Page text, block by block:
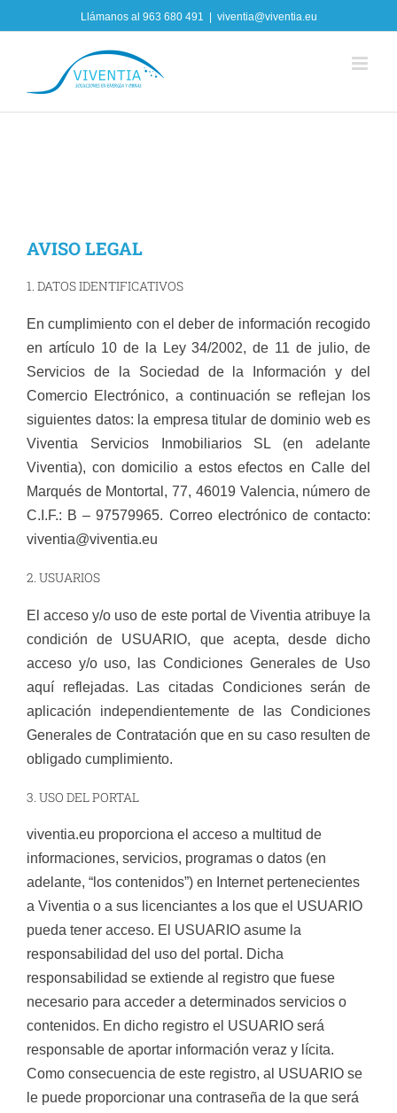
to
Llámanos al 963 680 491 viventia@viventia.eu
AVISO LEGAL
1. DATOS IDENTIFICATIVOS
En cumplimiento con el deber de información recogido
en artículo 10 de la Ley 34/2002, de 11 de julio, de
Servicios de la Sociedad de la Información y del
Comercio Electrónico, a continuación se reflejan los
siguientes datos: la empresa titular de dominio web es
Viventia Servicios Inmobiliarios SL (en adelante
Viventia), con domicilio a estos efectos en Calle del
Marqués de Montortal, 77, 46019 Valencia, número de
C.I.F.: B – 97579965. Correo electrónico de contacto:
viventia@viventia.eu
2. USUARIOS
El acceso y/o uso de este portal de Viventia atribuye la
condición de USUARIO, que acepta, desde dicho
acceso y/o uso, las Condiciones Generales de Uso
aquí reflejadas. Las citadas Condiciones serán de
aplicación independientemente de las Condiciones
Generales de Contratación que en su caso resulten de
obligado cumplimiento.
3. USO DEL PORTAL
viventia.eu proporciona el acceso a multitud de
informaciones, servicios, programas o datos (en
adelante, “los contenidos”) en Internet pertenecientes
a Viventia o a sus licenciantes a los que el USUARIO
pueda tener acceso. El USUARIO asume la
responsabilidad del uso del portal. Dicha
responsabilidad se extiende al registro que fuese
necesario para acceder a determinados servicios o
contenidos. En dicho registro el USUARIO será
responsable de aportar información veraz y lícita.
Como consecuencia de este registro, al USUARIO se
le puede proporcionar una contraseña de la que será